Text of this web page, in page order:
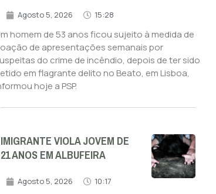
Agosto 5, 2026 15:28
homem de 53 anos ficou sujeito à medida de
de apresentações semanais por
do crime de incêndio, depois de ter sido
em flagrante delito no Beato, em Lisboa,
hoje a PSP.
IMIGRANTE VIOLA JOVEM DE
21 ANOS EM ALBUFEIRA
Agosto 5, 2026 10:17